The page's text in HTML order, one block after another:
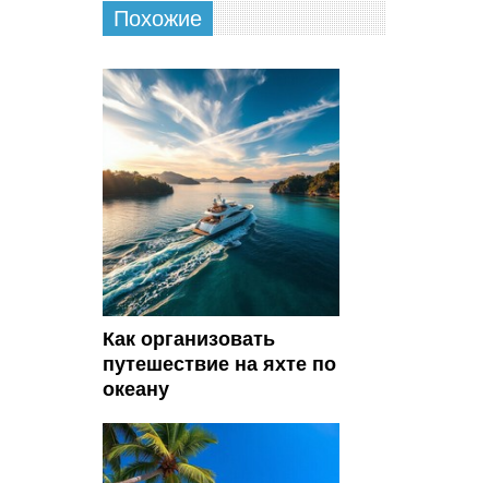
Похожие
Как организовать
путешествие на яхте по
океану